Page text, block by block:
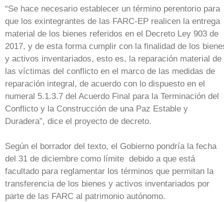
“Se hace necesario establecer un término perentorio para
que los exintegrantes de las FARC-EP realicen la entrega
material de los bienes referidos en el Decreto Ley 903 de
2017, y de esta forma cumplir con la finalidad de los
y activos inventariados, esto es, la reparación material de
las víctimas del conflicto en el marco de las medidas de
reparación integral, de acuerdo con lo dispuesto en el
numeral 5.1.3.7 del Acuerdo Final para la Terminación del
Conflicto y la Construcción de una Paz Estable y
Duradera”, dice el proyecto de decreto.
Según el borrador del texto, el Gobierno pondría la fecha
del 31 de diciembre como límite debido a que está
facultado para reglamentar los términos que permitan la
transferencia de los bienes y activos inventariados por
parte de las FARC al patrimonio autónomo.